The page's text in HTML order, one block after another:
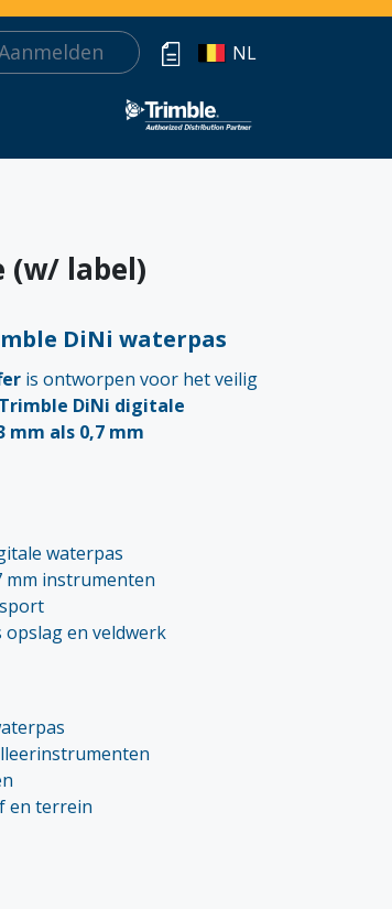
NL
(w/ label)
DiNi waterpas
is ontworpen voor het veilig
Trimble DiNi digitale
mm als 0,7 mm
waterpas
mm instrumenten
en veldwerk
en terrein